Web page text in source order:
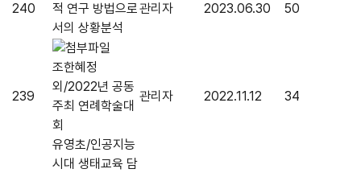
240
적 연구 방법으로
서의 상황분석
관리자 2023.06.30 50
239
조한혜정
외/2022년 공동
주최 연례학술대
회
관리자 2022.11.12 34
유영초/인공지능
시대 생태교육 담